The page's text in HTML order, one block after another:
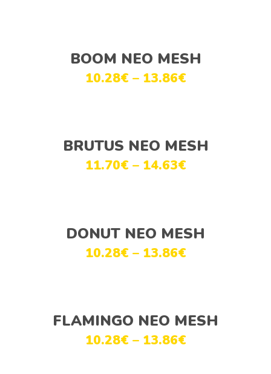
Ver opções
BOOM NEO MESH
10.28€ – 13.86€
Ver opções
BRUTUS NEO MESH
11.70€ – 14.63€
Ver opções
DONUT NEO MESH
10.28€ – 13.86€
Ver opções
FLAMINGO NEO MESH
10.28€ – 13.86€